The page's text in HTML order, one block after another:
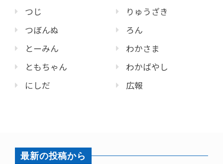
つじ
つぼんぬ
とーみん
ともちゃん
にしだ
りゅうざき
ろん
わかさま
わかばやし
広報
最新の投稿から